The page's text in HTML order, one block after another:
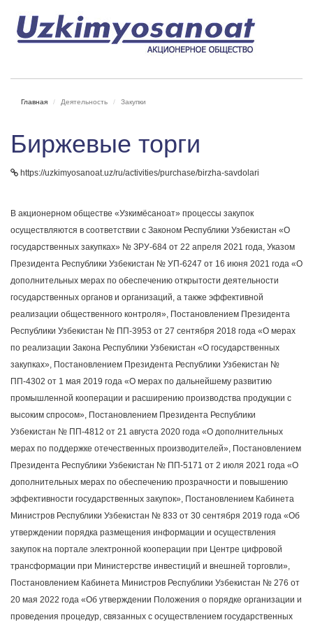
Главная Деятельность Закупки
Биржевые торги
https://uzkimyosanoat.uz/ru/activities/purchase/birzha-savdolari
В акционерном обществе «Узкимёсаноат» процессы закупок
осуществляются в соответствии с Законом Республики Узбекистан «О
государственных закупках» № ЗРУ-684 от 22 апреля 2021 года, Указом
Президента Республики Узбекистан № УП-6247 от 16 июня 2021 года «О
дополнительных мерах по обеспечению открытости деятельности
государственных органов и организаций, а также эффективной
реализации общественного контроля», Постановлением Президента
Республики Узбекистан № ПП-3953 от 27 сентября 2018 года «О мерах
по реализации Закона Республики Узбекистан «О государственных
закупках», Постановлением Президента Республики Узбекистан №
ПП-4302 от 1 мая 2019 года «О мерах по дальнейшему развитию
промышленной кооперации и расширению производства продукции с
высоким спросом», Постановлением Президента Республики
Узбекистан № ПП-4812 от 21 августа 2020 года «О дополнительных
мерах по поддержке отечественных производителей», Постановлением
Президента Республики Узбекистан № ПП-5171 от 2 июля 2021 года «О
дополнительных мерах по обеспечению прозрачности и повышению
эффективности государственных закупок», Постановлением Кабинета
Министров Республики Узбекистан № 833 от 30 сентября 2019 года «Об
утверждении порядка размещения информации и осуществления
закупок на портале электронной кооперации при Центре цифровой
трансформации при Министерстве инвестиций и внешней торговли»,
Постановлением Кабинета Министров Республики Узбекистан № 276 от
20 мая 2022 года «Об утверждении Положения о порядке организации и
проведения процедур, связанных с осуществлением государственных